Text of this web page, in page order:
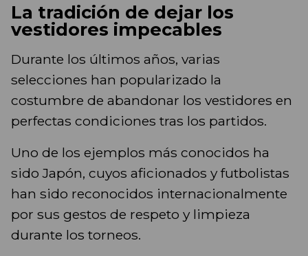
La tradición de dejar los
vestidores impecables
Durante los últimos años, varias
selecciones han popularizado la
costumbre de abandonar los vestidores en
perfectas condiciones tras los partidos.
Uno de los ejemplos más conocidos ha
sido Japón, cuyos aficionados y futbolistas
han sido reconocidos internacionalmente
por sus gestos de respeto y limpieza
durante los torneos.